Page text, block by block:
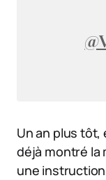
Un an plus tôt,
déjà montré la
une